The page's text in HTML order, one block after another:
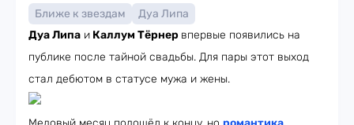
Ближе к звездам
Дуа Липа
Дуа Липа и Каллум Тёрнер впервые появились на
публике после тайной свадьбы. Для пары этот выход
стал дебютом в статусе мужа и жены.